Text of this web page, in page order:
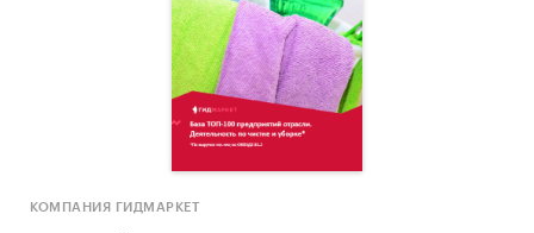
КОМПАНИЯ ГИДМАРКЕТ